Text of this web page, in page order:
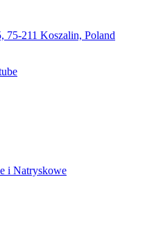
75-211 Koszalin, Poland
i Natryskowe